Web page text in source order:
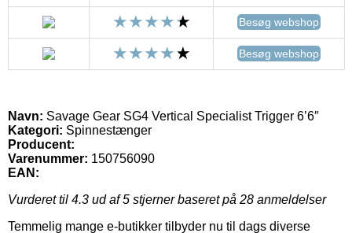
Besøg webshop
Besøg webshop
Navn: Savage Gear SG4 Vertical Specialist Trigger 6’6″
Kategori: Spinnestænger
Producent:
Varenummer: 150756090
EAN:
Vurderet til 4.3 ud af 5 stjerner baseret på 28 anmeldelser
Temmelig mange e-butikker tilbyder nu til dags diverse